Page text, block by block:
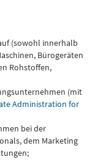
(sowohl innerhalb
Bürogeräten
Rohstoffen,
(mit
Administration for
bei der
dem Marketing